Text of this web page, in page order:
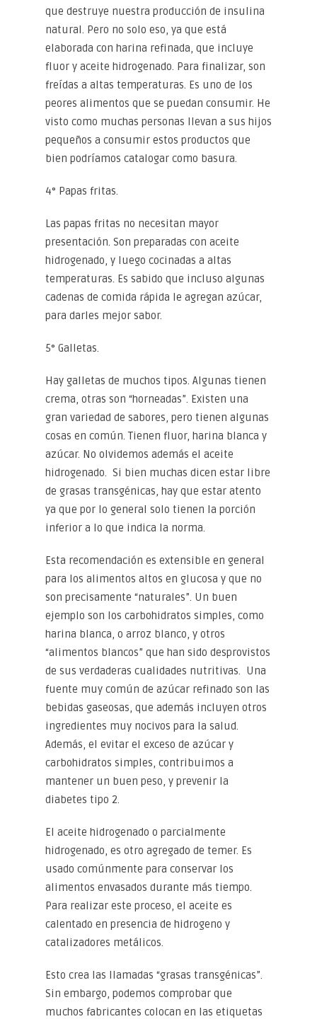
que destruye nuestra producción de insulina
natural. Pero no solo eso, ya que está
elaborada con harina refinada, que incluye
fluor y aceite hidrogenado. Para finalizar, son
freídas a altas temperaturas. Es uno de los
peores alimentos que se puedan consumir. He
visto como muchas personas llevan a sus hijos
pequeños a consumir estos productos que
bien podríamos catalogar como basura.
4° Papas fritas.
Las papas fritas no necesitan mayor
presentación. Son preparadas con aceite
hidrogenado, y luego cocinadas a altas
temperaturas. Es sabido que incluso algunas
cadenas de comida rápida le agregan azúcar,
para darles mejor sabor.
5° Galletas.
Hay galletas de muchos tipos. Algunas tienen
crema, otras son “horneadas”. Existen una
gran variedad de sabores, pero tienen algunas
cosas en común. Tienen fluor, harina blanca y
azúcar. No olvidemos además el aceite
hidrogenado. Si bien muchas dicen estar libre
de grasas transgénicas, hay que estar atento
ya que por lo general solo tienen la porción
inferior a lo que indica la norma.
Esta recomendación es extensible en general
para los alimentos altos en glucosa y que no
son precisamente “naturales”. Un buen
ejemplo son los carbohidratos simples, como
harina blanca, o arroz blanco, y otros
“alimentos blancos” que han sido desprovistos
de sus verdaderas cualidades nutritivas. Una
fuente muy común de azúcar refinado son las
bebidas gaseosas, que además incluyen otros
ingredientes muy nocivos para la salud.
Además, el evitar el exceso de azúcar y
carbohidratos simples, contribuimos a
mantener un buen peso, y prevenir la
diabetes tipo 2.
El aceite hidrogenado o parcialmente
hidrogenado, es otro agregado de temer. Es
usado comúnmente para conservar los
alimentos envasados durante más tiempo.
Para realizar este proceso, el aceite es
calentado en presencia de hidrogeno y
catalizadores metálicos.
Esto crea las llamadas “grasas transgénicas”.
Sin embargo, podemos comprobar que
muchos fabricantes colocan en las etiquetas